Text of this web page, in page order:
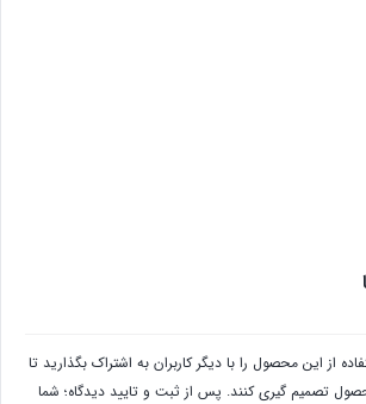
از این محصول را با دیگر کاربران به اشتراک بگذارید تا
تصمیم گیری کنند. پس از ثبت و تایید دیدگاه؛ شما